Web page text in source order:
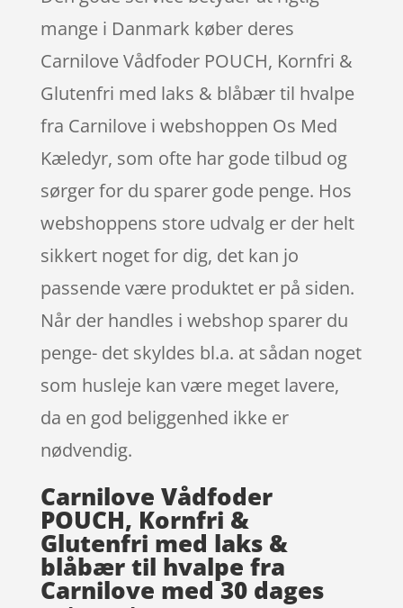
mange i Danmark køber deres
Carnilove Vådfoder POUCH, Kornfri &
Glutenfri med laks & blåbær til hvalpe
fra Carnilove i webshoppen Os Med
Kæledyr, som ofte har gode tilbud og
sørger for du sparer gode penge. Hos
webshoppens store udvalg er der helt
sikkert noget for dig, det kan jo
passende være produktet er på siden.
Når der handles i webshop sparer du
penge- det skyldes bl.a. at sådan noget
som husleje kan være meget lavere,
da en god beliggenhed ikke er
nødvendig.
Carnilove Vådfoder
POUCH, Kornfri &
Glutenfri med laks &
blåbær til hvalpe fra
Carnilove med 30 dages